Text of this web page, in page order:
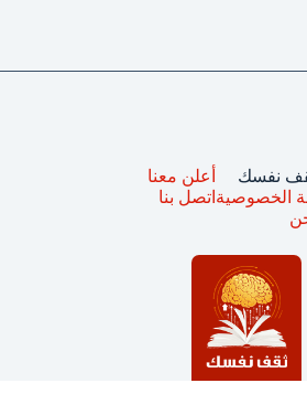
نفسك
الخصوصية
أعلن معنا
اتصل بنا